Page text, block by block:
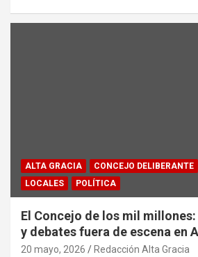
ALTA GRACIA CONCEJO DELIBERANTE
LOCALES
POLÍTICA
El Concejo de los mil
y debates fuera de escena en
20 mayo, 2026 Redacción Alta Gracia